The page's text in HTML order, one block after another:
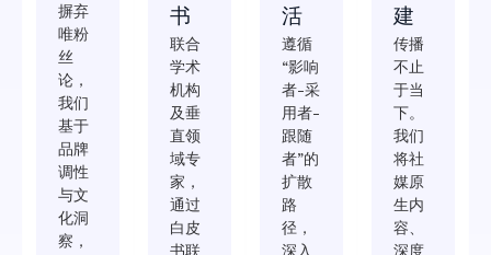
摒弃
唯粉
丝
论，
我们
基于
品牌
调性
与文
化洞
察，
书
联合
学术
机构
及垂
直领
域专
家，
通过
白皮
书联
活
遵循
“影响
者-采
用者-
跟随
者”的
扩散
路
径，
深入
建
传播
不止
于当
下。
我们
将社
媒原
生内
容、
深度